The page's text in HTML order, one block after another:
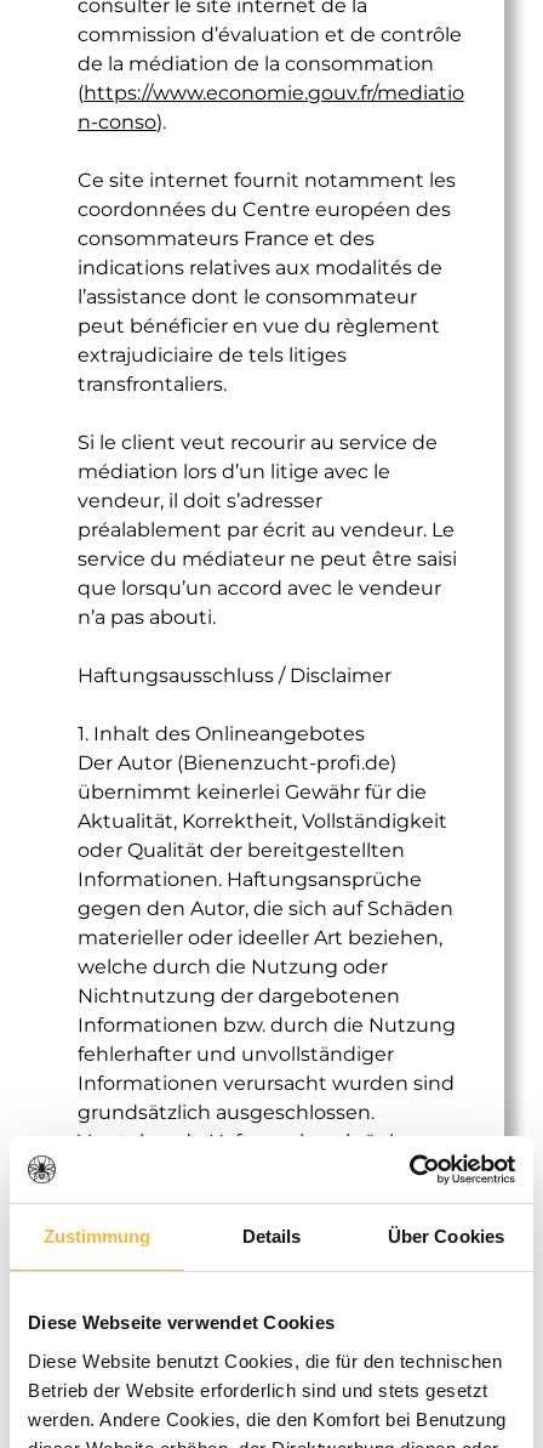
Zustimmung Details Über Cookies
Diese Webseite verwendet Cookies
Diese Website benutzt Cookies, die für den technischen
Betrieb der Website erforderlich sind und stets gesetzt
werden. Andere Cookies, die den Komfort bei Benutzung
consulter le site internet de la
commission d’évaluation et de contrôle
de la médiation de la consommation
(https://www.economie.gouv.fr/mediatio
n-conso).
Ce site internet fournit notamment les
coordonnées du Centre européen des
consommateurs France et des
indications relatives aux modalités de
l’assistance dont le consommateur
peut bénéficier en vue du règlement
extrajudiciaire de tels litiges
transfrontaliers.
Si le client veut recourir au service de
médiation lors d’un litige avec le
vendeur, il doit s’adresser
préalablement par écrit au vendeur. Le
service du médiateur ne peut être saisi
que lorsqu’un accord avec le vendeur
n’a pas abouti.
Haftungsausschluss / Disclaimer
1. Inhalt des Onlineangebotes
Der Autor (Bienenzucht-profi.de)
übernimmt keinerlei Gewähr für die
Aktualität, Korrektheit, Vollständigkeit
oder Qualität der bereitgestellten
Informationen. Haftungsansprüche
gegen den Autor, die sich auf Schäden
materieller oder ideeller Art beziehen,
welche durch die Nutzung oder
Nichtnutzung der dargebotenen
Informationen bzw. durch die Nutzung
fehlerhafter und unvollständiger
Informationen verursacht wurden sind
grundsätzlich ausgeschlossen.
Vorstehende Haftungsbeschränkung
gilt nicht für Ansprüche wegen der
Verletzung des Lebens, des Körpers
oder der Gesundheit oder wenn der
Alle Angebote sind freibleibend und
ausdrücklich vor, Teile der Seiten oder
das gesamte Angebot ohne
gesonderte Ankündigung zu